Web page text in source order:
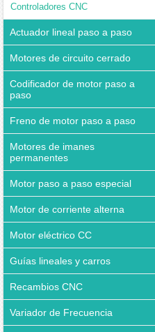
Controladores CNC
Actuador lineal paso a paso
Motores de circuito cerrado
Codificador de motor paso a
paso
Freno de motor paso a paso
Motores de imanes
permanentes
Motor paso a paso especial
Motor de corriente alterna
Motor eléctrico CC
Guías lineales y carros
Recambios CNC
Variador de Frecuencia